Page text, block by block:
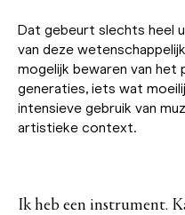
Dat gebeurt slechts heel
van deze
mogelijk bewaren van
generaties, iets wat
intensieve gebruik van
artistieke context.
Ik heb een instrument.